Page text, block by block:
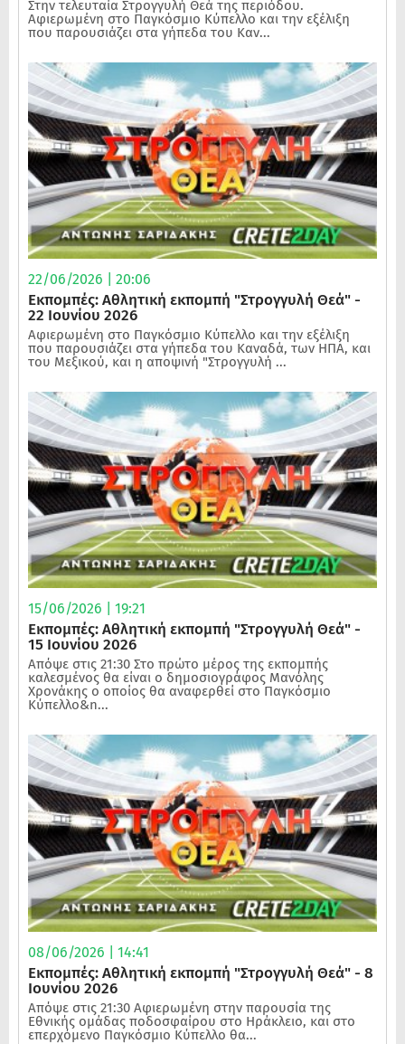
Στην τελευταία Στρογγυλή Θεά της περιόδου.
Αφιερωμένη στο Παγκόσμιο Κύπελλο και την εξέλιξη
που παρουσιάζει στα γήπεδα του Καν...
22/06/2026 | 20:06
Εκπομπές: Αθλητική εκπομπή "Στρογγυλή Θεά" -
22 Ιουνίου 2026
Αφιερωμένη στο Παγκόσμιο Κύπελλο και την εξέλιξη
που παρουσιάζει στα γήπεδα του Καναδά, των ΗΠΑ, και
του Μεξικού, και η αποψινή "Στρογγυλή ...
15/06/2026 | 19:21
Εκπομπές: Αθλητική εκπομπή "Στρογγυλή Θεά" -
15 Ιουνίου 2026
Απόψε στις 21:30 Στο πρώτο μέρος της εκπομπής
καλεσμένος θα είναι ο δημοσιογράφος Μανόλης
Χρονάκης ο οποίος θα αναφερθεί στο Παγκόσμιο
Κύπελλο&n...
08/06/2026 | 14:41
Εκπομπές: Αθλητική εκπομπή "Στρογγυλή Θεά" - 8
Ιουνίου 2026
Απόψε στις 21:30 Αφιερωμένη στην παρουσία της
Εθνικής ομάδας ποδοσφαίρου στο Ηράκλειο, και στο
επερχόμενο Παγκόσμιο Κύπελλο θα...